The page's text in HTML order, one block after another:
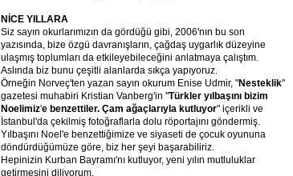
NİCE YILLARA
Siz sayın okurlarımızın da gördüğü gibi, 2006'nın bu son
yazısında, bize özgü davranışların, çağdaş uygarlık düzeyine
ulaşmış toplumları da etkileyebileceğini anlatmaya çalıştım.
Aslında biz bunu çeşitli alanlarda sıkça yapıyoruz.
Örneğin Norveç'ten yazan sayın okurum Enise Udmir, "Nesteklik"
gazetesi muhabiri Kristian Vanberg'in "Türkler yılbaşını bizim
Noelimiz'e benzettiler. Çam ağaçlarıyla kutluyor" içerikli ve
İstanbul'da çekilmiş fotoğraflarla dolu röportajını göndermiş.
Yılbaşını Noel'e benzettiğimize ve siyaseti de çocuk oyununa
döndürdüğümüze göre, biz her şeyi başarabiliriz.
Hepinizin Kurban Bayramı'nı kutluyor, yeni yılın mutluluklar
getirmesini diliyorum.